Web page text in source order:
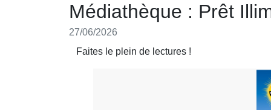
Médiathèque : Prêt
27/06/2026
Faites le plein de lectures !